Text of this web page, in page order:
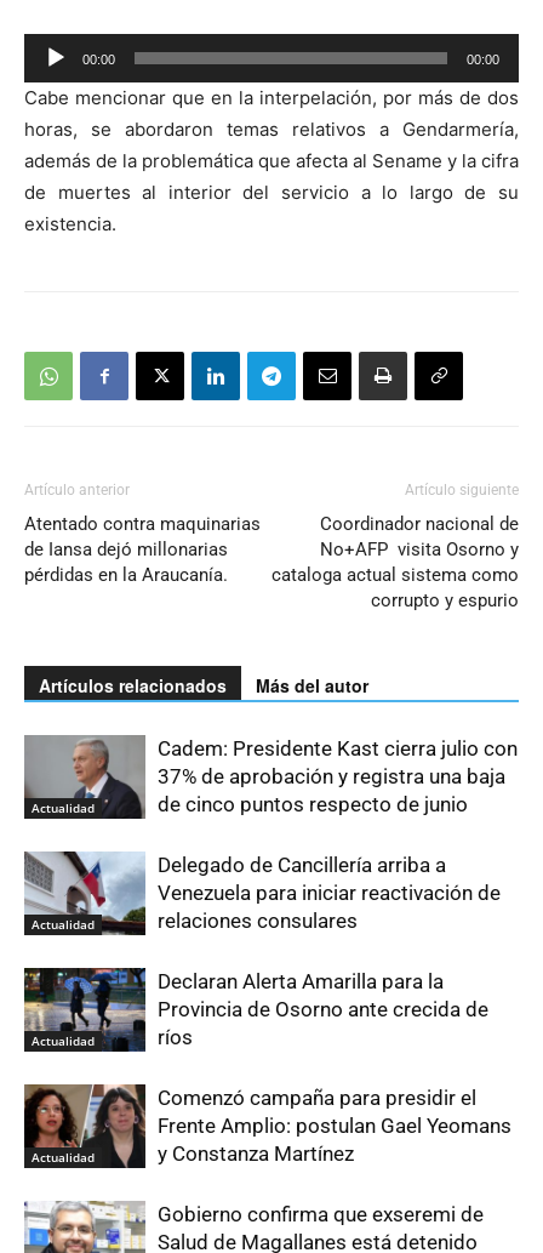
Reproductor
de
audio
00:00 00:00
Cabe mencionar que en la interpelación, por más de dos
horas, se abordaron temas relativos a Gendarmería,
además de la problemática que afecta al Sename y la cifra
de muertes al interior del servicio a lo largo de su
existencia.
Artículo anterior
Atentado contra maquinarias
de Iansa dejó millonarias
pérdidas en la Araucanía.
Artículo siguiente
Coordinador nacional de
No+AFP visita Osorno y
cataloga actual sistema como
corrupto y espurio
Artículos relacionados Más del autor
Actualidad
Cadem: Presidente Kast cierra julio con
37% de aprobación y registra una baja
de cinco puntos respecto de junio
Actualidad
Delegado de Cancillería arriba a
Venezuela para iniciar reactivación de
relaciones consulares
Actualidad
Declaran Alerta Amarilla para la
Provincia de Osorno ante crecida de
ríos
Actualidad
Comenzó campaña para presidir el
Frente Amplio: postulan Gael Yeomans
y Constanza Martínez
Gobierno confirma que exseremi de
Salud de Magallanes está detenido